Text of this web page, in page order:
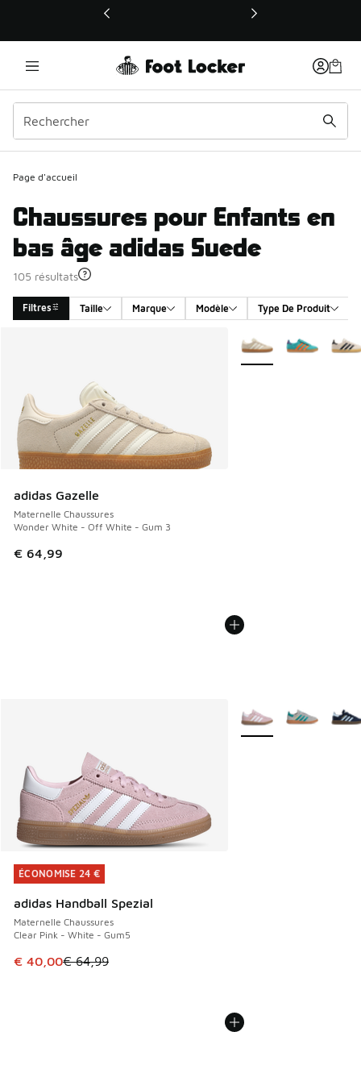
Ce lien ouvrira une nouvelle fenêtre
Page d'accueil
Chaussures pour Enfants en
bas âge adidas Suede
105 résultats
Filtres Taille Marque Modèle Type De Produit
adidas Gazelle
Maternelle Chaussures
Wonder White - Off White - Gum 3
€ 64,99
Plus de couleurs
ÉCONOMISE 24 €
adidas Handball Spezial
Maternelle Chaussures
Clear Pink - White - Gum5
Cet article est en promotion. Prix en baisse de € 64,99 à
€ 40,00€ 64,99
ÉCONOMISE 24 €
Plus de couleurs